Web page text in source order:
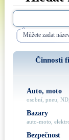
Můžete zadat
Činnosti
Auto, moto
osobní, pneu,
Bazary
auto-moto,
Bezpečnost